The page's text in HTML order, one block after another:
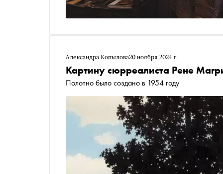
Александра Копылова20 ноября 2024 г.
Картину сюрреалиста Рене
Полотно было создано в 1954 году